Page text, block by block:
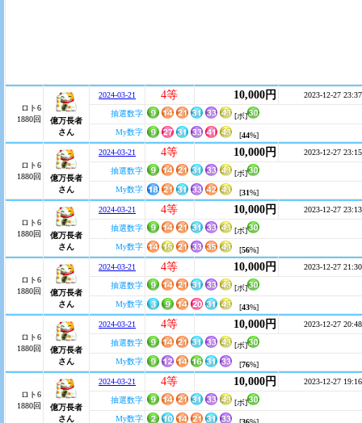
ロト6
1880回
億万長者
さん
2024-03-21 4等 10,000円 2023-12-27 23:37
抽選数字
[ボ]
My数字
[44%]
ロト6
1880回
億万長者
さん
2024-03-21 4等 10,000円 2023-12-27 23:15
抽選数字
[ボ]
My数字
[31%]
ロト6
1880回
億万長者
さん
2024-03-21 4等 10,000円 2023-12-27 23:13
抽選数字
[ボ]
My数字
[56%]
ロト6
1880回
億万長者
さん
2024-03-21 4等 10,000円 2023-12-27 21:30
抽選数字
[ボ]
My数字
[43%]
ロト6
1880回
億万長者
さん
2024-03-21 4等 10,000円 2023-12-27 20:48
抽選数字
[ボ]
My数字
[76%]
ロト6
1880回
億万長者
さん
2024-03-21 4等 10,000円 2023-12-27 19:16
抽選数字
[ボ]
My数字